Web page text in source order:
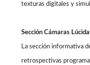
texturas digitales y
Sección Cámaras
La sección informativa
retrospectivas